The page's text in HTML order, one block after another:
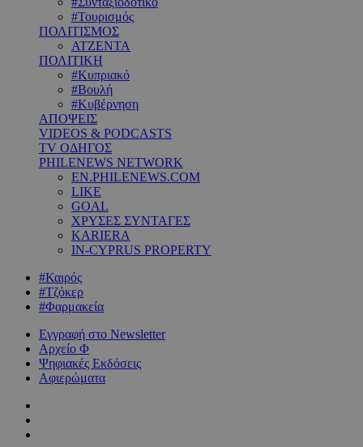
#Τουρισμός
ΠΟΛΙΤΙΣΜΟΣ
ΑΤΖΕΝΤΑ
ΠΟΛΙΤΙΚΗ
#Κυπριακό
#Βουλή
#Κυβέρνηση
ΑΠΟΨΕΙΣ
VIDEOS & PODCASTS
TV ΟΔΗΓΟΣ
PHILENEWS NETWORK
EN.PHILENEWS.COM
LIKE
GOAL
ΧΡΥΣΕΣ ΣΥΝΤΑΓΕΣ
KARIERA
IN-CYPRUS PROPERTY
#Καιρός
#Τζόκερ
#Φαρμακεία
Εγγραφή στο Newsletter
Αρχείο Φ
Ψηφιακές Εκδόσεις
Αφιερώματα